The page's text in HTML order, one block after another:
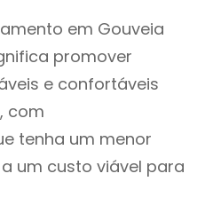
em Gouveia
promover
e confortáveis
com
tenha um menor
um custo viável para